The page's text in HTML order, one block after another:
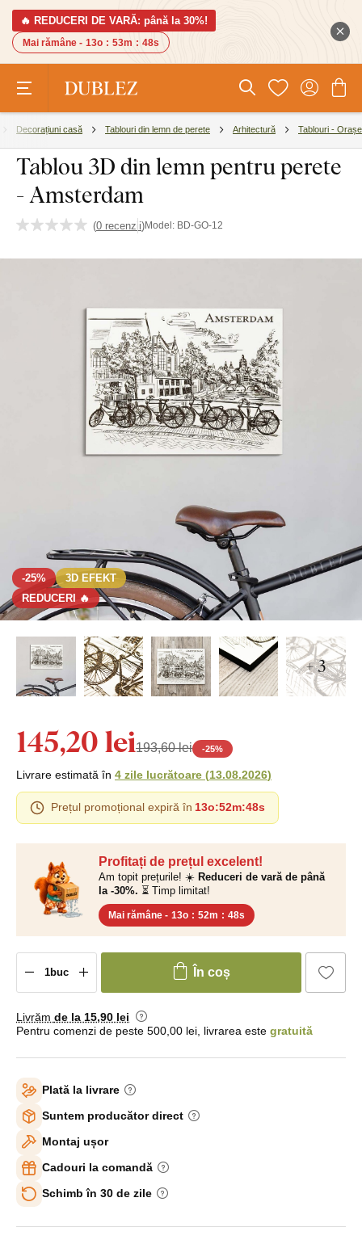
🔥 REDUCERI DE VARĂ: până la 30%!
Mai rămâne - 13o : 53m : 47s
Decorațiuni casă Tablouri din lemn de perete Arhitectură Tablouri - Orașe
Tablou 3D din lemn pentru perete
- Amsterdam
(0 recenzii)Model: BD-GO-12
-25%
3D EFEKT
REDUCERI 🔥
+ 3
Profitați de prețul excelent!
Am topit prețurile! ☀️ Reduceri de vară de până
la -30%. ⏳ Timp limitat!
Mai rămâne - 13o : 52m : 47s
145,20 lei193,60 lei -25%
Livrare estimată în 4 zile lucrătoare (13.08.2026)
Prețul promoțional expiră în 13o:52m:47s
În coș
Livrăm de la 15,90 lei
Pentru comenzi de peste 500,00 lei, livrarea este gratuită
Plată la livrare
Suntem producător direct
Montaj ușor
Cadouri la comandă
Schimb în 30 de zile